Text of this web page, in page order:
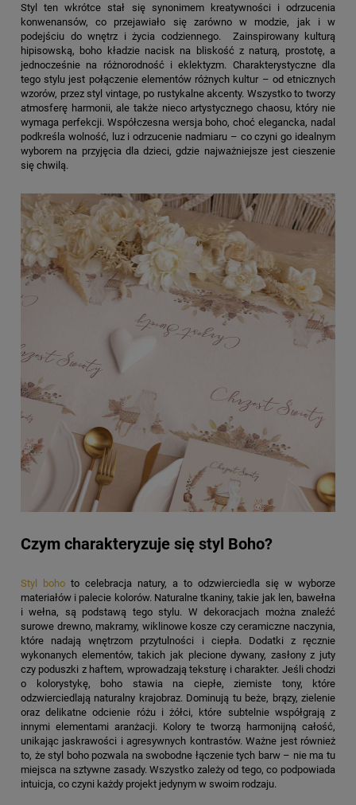
Styl ten wkrótce stał się synonimem kreatywności i odrzucenia
konwenansów, co przejawiało się zarówno w modzie, jak i w
podejściu do wnętrz i życia codziennego. Zainspirowany kulturą
hipisowską, boho kładzie nacisk na bliskość z naturą, prostotę, a
jednocześnie na różnorodność i eklektyzm. Charakterystyczne dla
tego stylu jest połączenie elementów różnych kultur – od etnicznych
wzorów, przez styl vintage, po rustykalne akcenty. Wszystko to tworzy
atmosferę harmonii, ale także nieco artystycznego chaosu, który nie
wymaga perfekcji. Współczesna wersja boho, choć elegancka, nadal
podkreśla wolność, luz i odrzucenie nadmiaru – co czyni go idealnym
wyborem na przyjęcia dla dzieci, gdzie najważniejsze jest cieszenie
się chwilą.
Czym charakteryzuje się styl Boho?
Styl boho to celebracja natury, a to odzwierciedla się w wyborze
materiałów i palecie kolorów. Naturalne tkaniny, takie jak len, bawełna
i wełna, są podstawą tego stylu. W dekoracjach można znaleźć
surowe drewno, makramy, wiklinowe kosze czy ceramiczne naczynia,
które nadają wnętrzom przytulności i ciepła. Dodatki z ręcznie
wykonanych elementów, takich jak plecione dywany, zasłony z juty
czy poduszki z haftem, wprowadzają teksturę i charakter. Jeśli chodzi
o kolorystykę, boho stawia na ciepłe, ziemiste tony, które
odzwierciedlają naturalny krajobraz. Dominują tu beże, brązy, zielenie
oraz delikatne odcienie różu i żółci, które subtelnie współgrają z
innymi elementami aranżacji. Kolory te tworzą harmonijną całość,
unikając jaskrawości i agresywnych kontrastów. Ważne jest również
to, że styl boho pozwala na swobodne łączenie tych barw – nie ma tu
miejsca na sztywne zasady. Wszystko zależy od tego, co podpowiada
intuicja, co czyni każdy projekt jedynym w swoim rodzaju.